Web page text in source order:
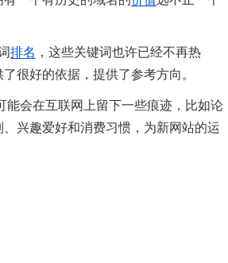
排名
，这些关键词也许已经不再热
很好的依据，提供了参考方向。
能会在互联网上留下一些痕迹，比如论
兴趣爱好和消费习惯，为新网站的运